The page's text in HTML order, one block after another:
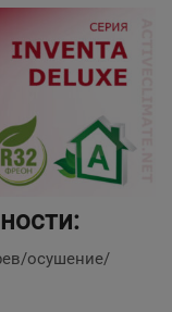
осушение/